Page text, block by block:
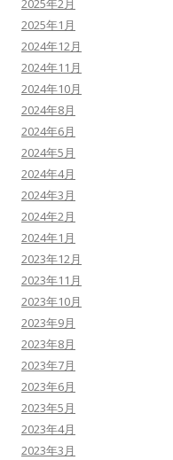
2025年2月
2025年1月
2024年12月
2024年11月
2024年10月
2024年8月
2024年6月
2024年5月
2024年4月
2024年3月
2024年2月
2024年1月
2023年12月
2023年11月
2023年10月
2023年9月
2023年8月
2023年7月
2023年6月
2023年5月
2023年4月
2023年3月